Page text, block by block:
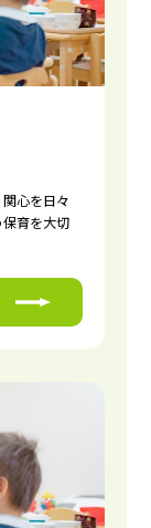
心を日々
育を大切